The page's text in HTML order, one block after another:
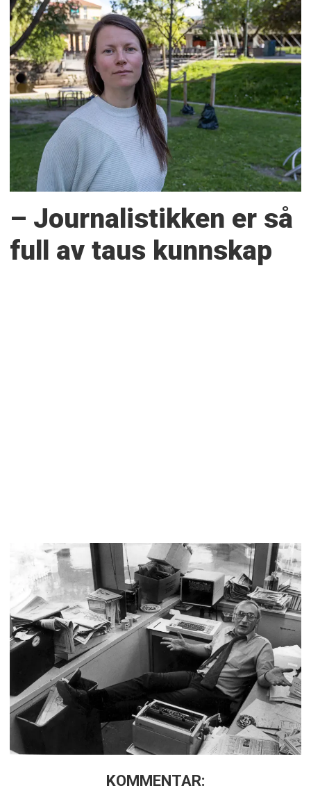
– Journalistikken er så
full av taus kunnskap
KOMMENTAR: